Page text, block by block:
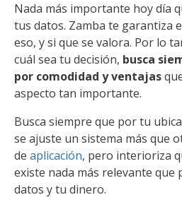
Nada más importante hoy día
tus datos. Zamba te garantiza
eso, y si que se valora. Por lo
cuál sea tu decisión, busca
por comodidad y ventajas
aspecto tan importante.
Busca siempre que por tu
se ajuste un sistema más que
de aplicación, pero interioriza
existe nada más relevante
datos y tu dinero.